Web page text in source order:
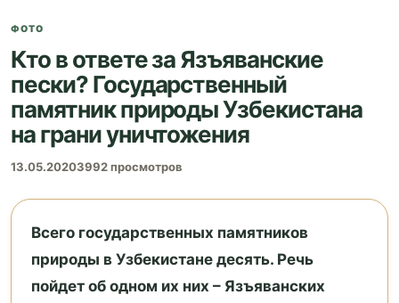
ФОТО
Кто в ответе за Язъяванские
пески? Государственный
памятник природы Узбекистана
на грани уничтожения
13.05.20203992 просмотров
Всего государственных памятников
природы в Узбекистане десять. Речь
пойдет об одном их них – Язъяванских